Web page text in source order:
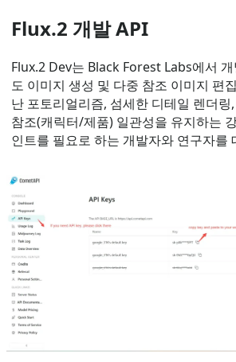
Flux.2 개발 API
Flux.2 Dev는 Black Forest Labs에서
도 이미지 생성 및 다중 참조 이미지 편
난 포토리얼리즘, 섬세한 디테일 렌더
참조(캐릭터/제품) 일관성을 유지하는
인트를 필요로 하는 개발자와 연구자를